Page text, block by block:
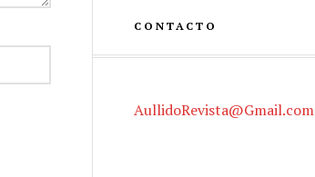
CONTACTO
AullidoRevista@Gmail.com